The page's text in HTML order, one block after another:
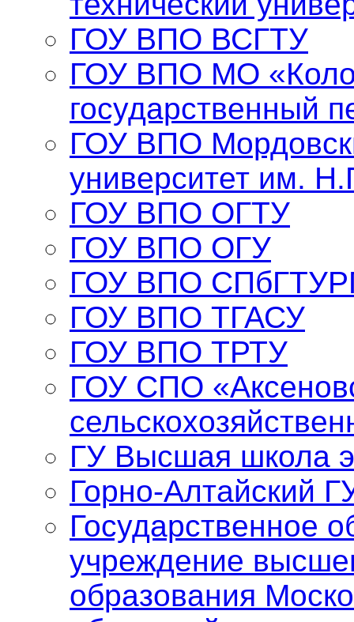
ГОУ ВПО ВСГТУ
ГОУ ВПО МО
государственный
ГОУ ВПО
университет им.
ГОУ ВПО ОГТУ
ГОУ ВПО ОГУ
ГОУ ВПО
ГОУ ВПО ТГАСУ
ГОУ ВПО ТРТУ
ГОУ СПО
ГУ Высшая школа
Горно-Алтайский
Государственное
учреждение
образования